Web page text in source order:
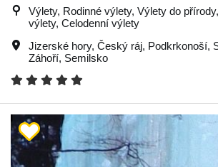
Výlety, Rodinné výlety, Výlety do
výlety, Celodenní výlety
Jizerské hory, Český ráj, Podkrkonoší,
Záhoří, Semilsko